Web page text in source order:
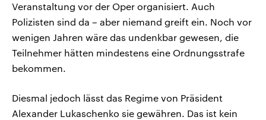
Veranstaltung vor der Oper organisiert. Auch
Polizisten sind da – aber niemand greift ein. Noch vor
wenigen Jahren wäre das undenkbar gewesen, die
Teilnehmer hätten mindestens eine Ordnungsstrafe
bekommen.
Diesmal jedoch lässt das Regime von Präsident
Alexander Lukaschenko sie gewähren. Das ist kein